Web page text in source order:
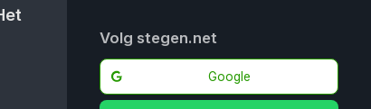
Volg stegen.net
Google